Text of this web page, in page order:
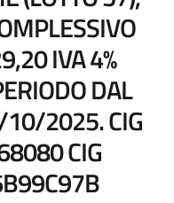
IVA 4%
DAL
2025. CIG
CIG